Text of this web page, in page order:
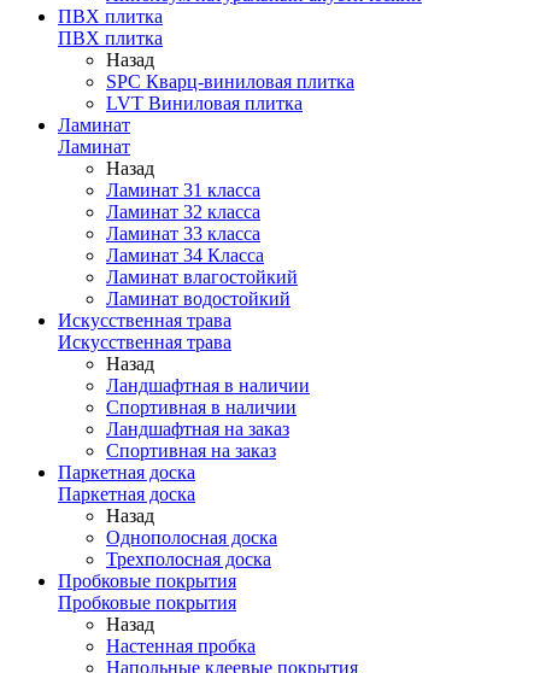
ПВХ плитка
ПВХ плитка
Назад
SPC Кварц-виниловая плитка
LVT Виниловая плитка
Ламинат
Ламинат
Назад
Ламинат 31 класса
Ламинат 32 класса
Ламинат 33 класса
Ламинат 34 Класса
Ламинат влагостойкий
Ламинат водостойкий
Искусственная трава
Искусственная трава
Назад
Ландшафтная в наличии
Спортивная в наличии
Ландшафтная на заказ
Спортивная на заказ
Паркетная доска
Паркетная доска
Назад
Однополосная доска
Трехполосная доска
Пробковые покрытия
Пробковые покрытия
Назад
Настенная пробка
Напольные клеевые покрытия